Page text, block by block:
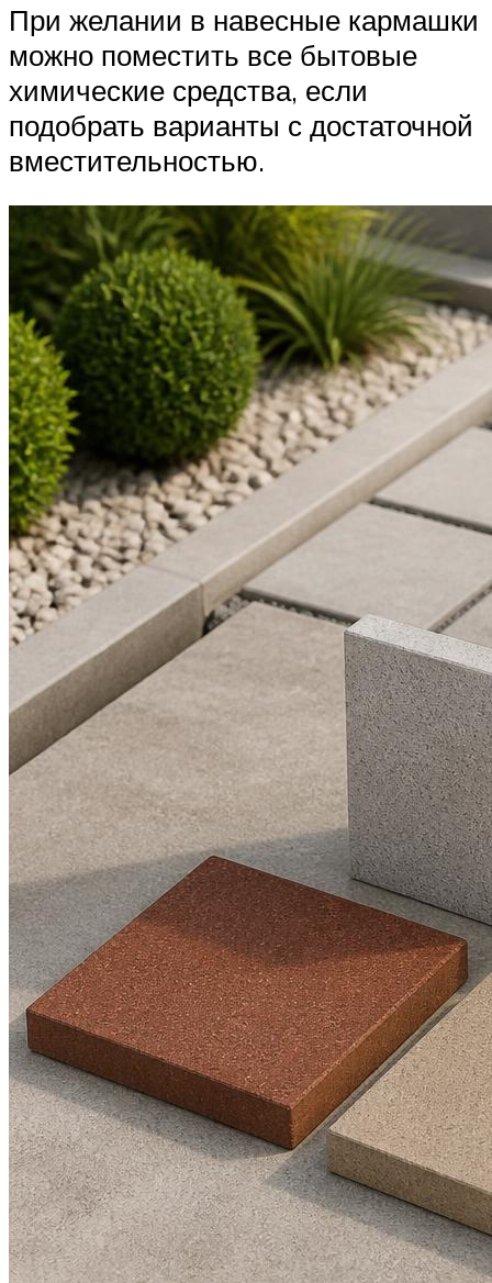
При желании в навесные кармашки
можно поместить все бытовые
химические средства, если
подобрать варианты с достаточной
вместительностью.